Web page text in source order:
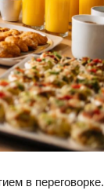
в переговорке.